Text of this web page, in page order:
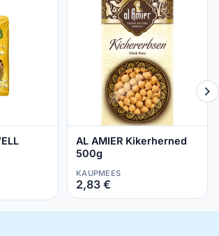
AL AMIER Kikerherned
500g
KAUPMEES
2,83 €